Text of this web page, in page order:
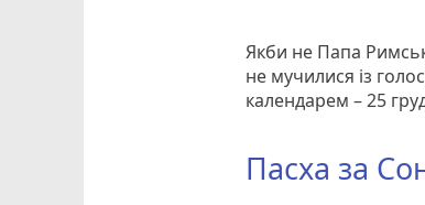
Якби не Папа
не мучилися із
календарем – 25
Пасха за